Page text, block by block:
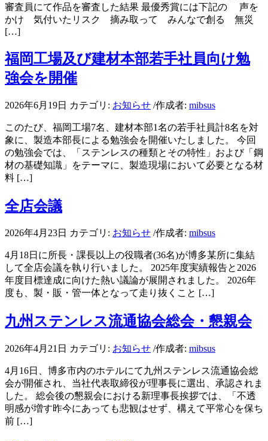
審査員にて作品を審査した結果 最優秀賞には下記の 声を
かけ 気付いたリスク 摘み取って みんなで創る 無災
[…]
福岡工場及び建材本部若手社員向け勉
強会を開催
2026年6月19日 カテゴリ: お知らせ /作成者: mibsus
このたび、福岡工場7名、建材本部1名の若手社員計8名を対
象に、製造本部長による勉強会を開催いたしました。 今回
の勉強会では、「ステンレスの種類とその特性」および「鋼
材の基礎知識」をテーマに、製造現場において必要となる材
料 […]
全店会議
2026年4月23日 カテゴリ: お知らせ /作成者: mibsus
4月18日に所長・課長以上の役職者(36名)が博多某所に集結
して全店会議を執り行いました。 2025年度実績報告と2026
年度目標達成に向けた熱い議論が展開されました。 2026年
度も、製・販・管一体となって走り抜くこと […]
九州ステンレス流通協会総会・懇親会
2026年4月21日 カテゴリ: お知らせ /作成者: mibsus
4月16日、博多市内のホテルにて九州ステンレス流通協会総
会が開催され、当社代表取締役が理事長に選出、承認されま
した。 総会後の懇親会における新理事長挨拶では、「不透
明感が増す昨今にあっても悲観はせず、構えて平常心を保ち
前 […]